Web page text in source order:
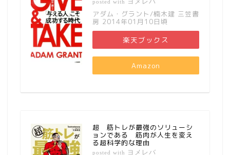
posted with
アダム・グラント/楠木建 三笠書
房 2014年01月10日頃
楽天ブックス
Amazon
超 筋トレが最強のソリューシ
ョンである 筋肉が人生を変え
る超科学的な理由
posted with ヨメレバ